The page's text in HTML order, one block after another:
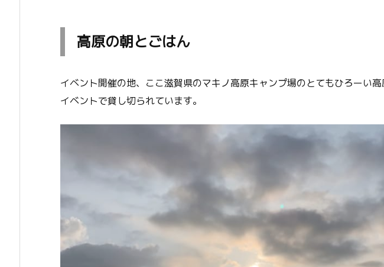
高原の朝とごはん
イベント開催の地、ここ滋賀県のマキノ高原キャンプ場のとてもひろーい
イベントで貸し切られています。